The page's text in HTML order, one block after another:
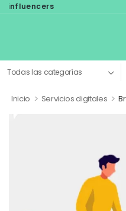
Inicio > Servicios digitales >